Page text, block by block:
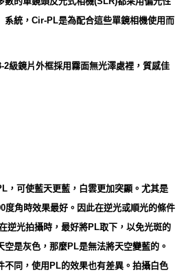
系統，Cir-PL是為配合這些單鏡相機使用而
2級鏡片外框採用霧面無光澤處裡，質感佳
，可使藍天更藍，白雲更加突顯。尤其是
度角時效果最好。因此在逆光或順光的條件
逆光拍攝時，最好將PL取下，以免光斑的
空是灰色，那麼PL是無法將天空變藍的。
不同，使用PL的效果也有差異。拍攝白色